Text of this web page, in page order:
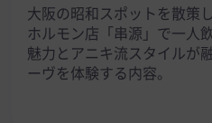
大阪の昭和スポットを散策
ホルモン店「串源」で一人
魅力とアニキ流スタイルが
ーヴを体験する内容。